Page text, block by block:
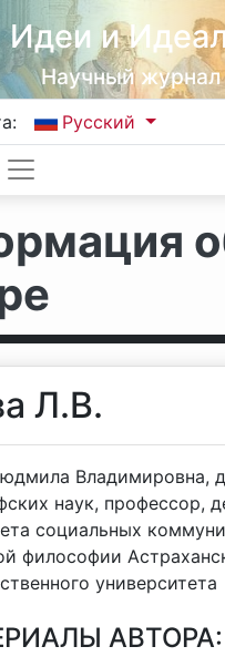
Идеи и
Научный журнал
Русский
Л.В.
Владимировна,
наук, профессор,
социальных
философии
университета
АВТОРА: